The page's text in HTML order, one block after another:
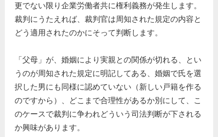
更でない限り企業労働者共に権利義務が発生します。
裁判にうたえれば、裁判官は周知された規定の内容と
どう適用されたのかにそって判断します。
「父母」が、婚姻により実親との関係が切れる、とい
うのが周知された規定に明記してある、婚姻で氏を選
択した男にも同様に認めていない（新しい戸籍を作る
のですから）、どこまで合理性があるか別にして、こ
のケースで裁判に争われどういう司法判断が下される
か興味があります。